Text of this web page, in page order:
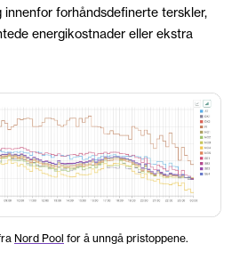
innenfor forhåndsdefinerte terskler,
energikostnader eller ekstra
Nord Pool for å unngå pristoppene.